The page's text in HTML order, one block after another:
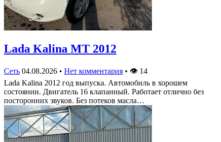
Lada Kalina МТ 2012
Сеть 04.08.2026 • Нет комментария • 👁 14
Lada Kalina 2012 год выпуска. Автомобиль в хорошем
состоянии. Двигатель 16 клапанный. Работает отлично без
посторонних звуков. Без потеков масла…